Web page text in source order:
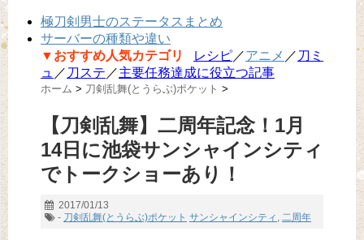
極刀剣男士のステータスまとめ
サーバーの種類や違い
▼おすすめ人気カテゴリ
レシピ／アニメ ／ 刀ミ
ュ ／ 刀ステ ／主要任務達成に役立つ記事
ホーム > 刀剣乱舞(とうらぶ)ポケット >
【刀剣乱舞】二周年記念！1月
14日に池袋サンシャインシティ
でトークショーあり！
2017/01/13
- 刀剣乱舞(とうらぶ)ポケット サンシャインシティ , 二周年